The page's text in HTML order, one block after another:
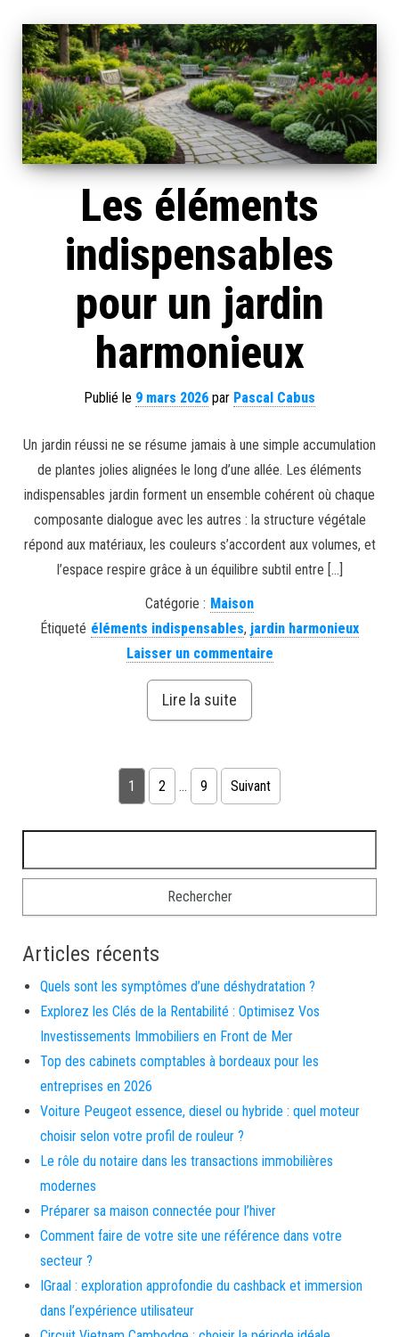
Les éléments
indispensables
pour un jardin
harmonieux
Publié le 9 mars 2026 par Pascal Cabus
Un jardin réussi ne se résume jamais à une simple accumulation
de plantes jolies alignées le long d’une allée. Les éléments
indispensables jardin forment un ensemble cohérent où chaque
composante dialogue avec les autres : la structure végétale
répond aux matériaux, les couleurs s’accordent aux volumes, et
l’espace respire grâce à un équilibre subtil entre […]
Catégorie : Maison
Étiqueté éléments indispensables, jardin harmonieux
Laisser un commentaire
Lire la suite
Pagination des publications
1 2 … 9 Suivant
Articles récents
Quels sont les symptômes d’une déshydratation ?
Explorez les Clés de la Rentabilité : Optimisez Vos
Investissements Immobiliers en Front de Mer
Top des cabinets comptables à bordeaux pour les
entreprises en 2026
Voiture Peugeot essence, diesel ou hybride : quel moteur
choisir selon votre profil de rouleur ?
Le rôle du notaire dans les transactions immobilières
modernes
Préparer sa maison connectée pour l’hiver
Comment faire de votre site une référence dans votre
secteur ?
IGraal : exploration approfondie du cashback et immersion
dans l’expérience utilisateur